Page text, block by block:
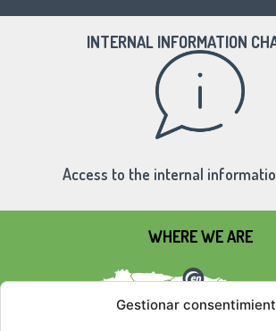
Gestionar
INTERNAL INFORMATION
Access to the internal
WHERE WE ARE